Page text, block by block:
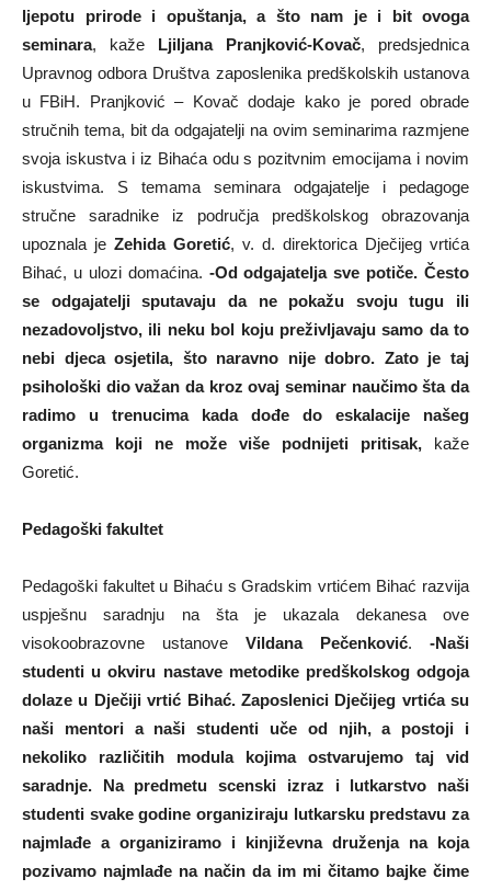
ljepotu prirode i opuštanja, a što nam je i bit ovoga
seminara, kaže Ljiljana Pranjković-Kovač, predsjednica
Upravnog odbora Društva zaposlenika predškolskih ustanova
u FBiH. Pranjković – Kovač dodaje kako je pored obrade
stručnih tema, bit da odgajatelji na ovim seminarima razmjene
svoja iskustva i iz Bihaća odu s pozitvnim emocijama i novim
iskustvima. S temama seminara odgajatelje i pedagoge
stručne saradnike iz područja predškolskog obrazovanja
upoznala je Zehida Goretić, v. d. direktorica Dječijeg vrtića
Bihać, u ulozi domaćina. -Od odgajatelja sve potiče. Često
se odgajatelji sputavaju da ne pokažu svoju tugu ili
nezadovoljstvo, ili neku bol koju preživljavaju samo da to
nebi djeca osjetila, što naravno nije dobro. Zato je taj
psihološki dio važan da kroz ovaj seminar naučimo šta da
radimo u trenucima kada dođe do eskalacije našeg
organizma koji ne može više podnijeti pritisak, kaže
Goretić.
Pedagoški fakultet
Pedagoški fakultet u Bihaću s Gradskim vrtićem Bihać razvija
uspješnu saradnju na šta je ukazala dekanesa ove
visokoobrazovne ustanove Vildana Pečenković. -Naši
studenti u okviru nastave metodike predškolskog odgoja
dolaze u Dječiji vrtić Bihać. Zaposlenici Dječijeg vrtića su
naši mentori a naši studenti uče od njih, a postoji i
nekoliko različitih modula kojima ostvarujemo taj vid
saradnje. Na predmetu scenski izraz i lutkarstvo naši
studenti svake godine organiziraju lutkarsku predstavu za
najmlađe a organiziramo i kinjiževna druženja na koja
pozivamo najmlađe na način da im mi čitamo bajke čime